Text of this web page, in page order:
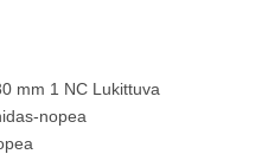
mm 1 NC Lukittuva
nopea